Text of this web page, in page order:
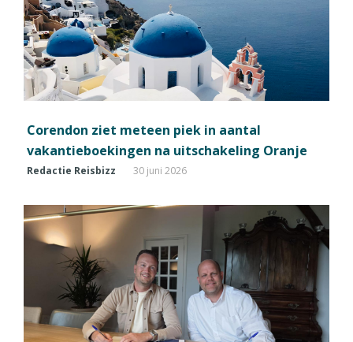
Corendon ziet meteen piek in aantal
vakantieboekingen na uitschakeling Oranje
Redactie Reisbizz 30 juni 2026